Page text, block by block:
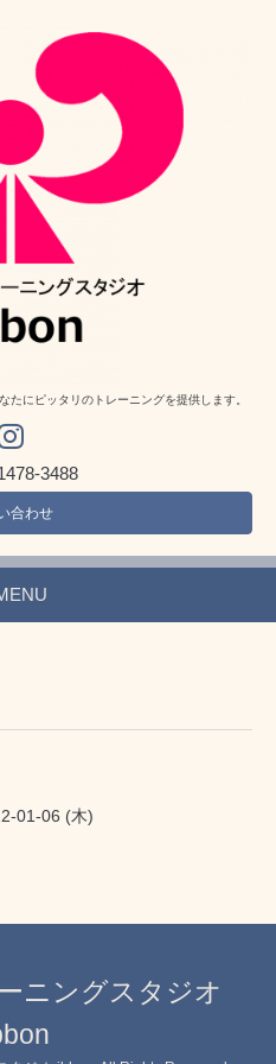
にピッタリのトレーニングを提供します。
3488
合わせ
01-06 (木)
ニングスタジオ